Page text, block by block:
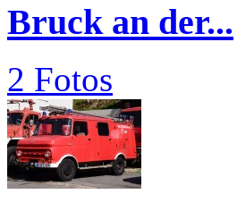
Bruck an der...
2 Fotos